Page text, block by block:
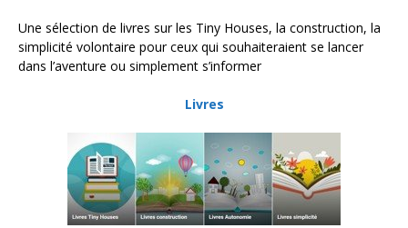
Une sélection de livres sur les Tiny Houses, la construction, la
simplicité volontaire pour ceux qui souhaiteraient se lancer
dans l’aventure ou simplement s’informer
Livres